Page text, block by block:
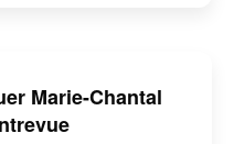
Marie-Chantal